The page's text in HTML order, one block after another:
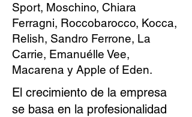
Sport, Moschino, Chiara
Ferragni, Roccobarocco, Kocca,
Relish, Sandro Ferrone, La
Carrie, Emanuélle Vee,
Macarena y Apple of Eden.
El crecimiento de la empresa
se basa en la profesionalidad